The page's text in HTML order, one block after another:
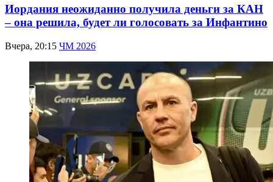
Иордания неожиданно получила деньги за КАН
– она решила, будет ли голосовать за Инфантино
Вчера, 20:15 ЧМ 2026